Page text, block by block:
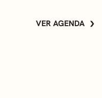
VER AGENDA